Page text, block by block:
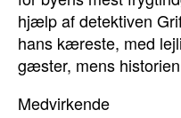
hjælp af detektiven
hans kæreste, med
gæster, mens
Medvirkende